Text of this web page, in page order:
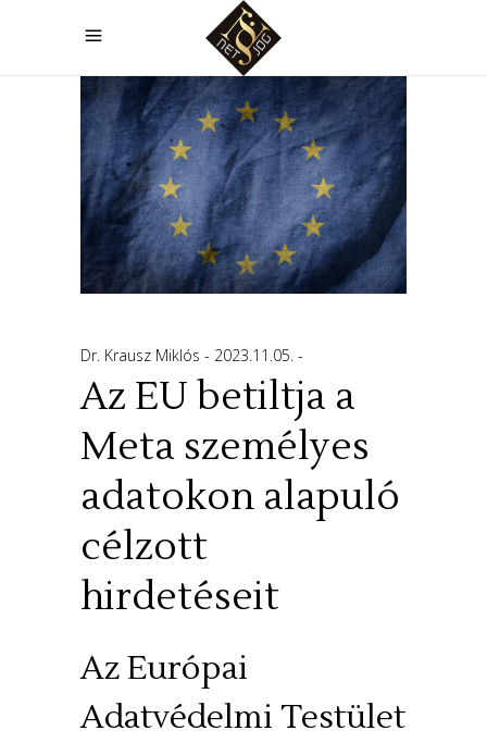
Dr. Krausz Miklós 2023.11.05.
Az EU betiltja a
Meta személyes
adatokon alapuló
célzott
hirdetéseit
Az Európai
Adatvédelmi Testület